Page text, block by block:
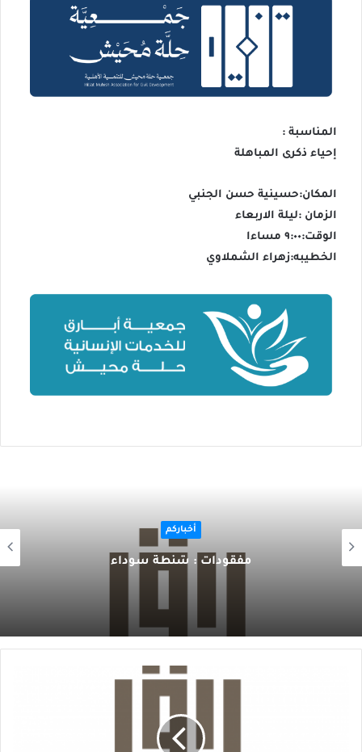
المناسبة :
إحياء ذكرى المباهلة
المكان:حسينية حسن الجنبي
الزمان :ليلة الاربعاء
الوقت:٩:٠٠ مساءا
الخطيبه:زهراء الشملاوي
أخباركم
مفقودات : شنطة سوداء